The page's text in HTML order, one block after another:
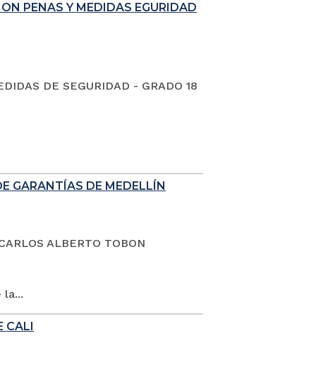
PENAS Y MEDIDAS EGURIDAD
DE SEGURIDAD - GRADO 18
GARANTÍAS DE MEDELLÍN
ALBERTO TOBON
la...
CALI